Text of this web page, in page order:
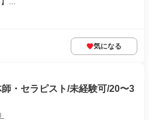
気になる
師・セラピスト/未経験可/20〜3